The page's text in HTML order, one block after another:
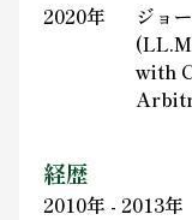
2020年
ジョ
with
経歴
2010年 - 2013年